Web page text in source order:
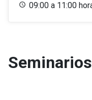
09:00 a 11:00
Seminarios